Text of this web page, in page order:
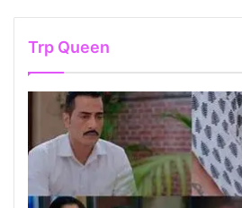
Trp Queen